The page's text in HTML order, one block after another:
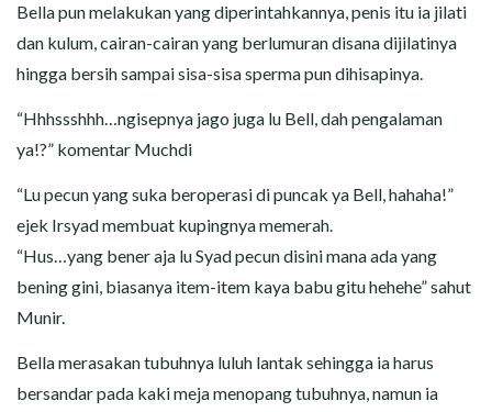
Bella pun melakukan yang diperintahkannya, penis itu ia jilati
dan kulum, cairan-cairan yang berlumuran disana dijilatinya
hingga bersih sampai sisa-sisa sperma pun dihisapinya.
“Hhhssshhh…ngisepnya jago juga lu Bell, dah pengalaman
ya!?” komentar Muchdi
“Lu pecun yang suka beroperasi di puncak ya Bell, hahaha!”
ejek Irsyad membuat kupingnya memerah.
“Hus…yang bener aja lu Syad pecun disini mana ada yang
bening gini, biasanya item-item kaya babu gitu hehehe” sahut
Munir.
Bella merasakan tubuhnya luluh lantak sehingga ia harus
bersandar pada kaki meja menopang tubuhnya, namun ia